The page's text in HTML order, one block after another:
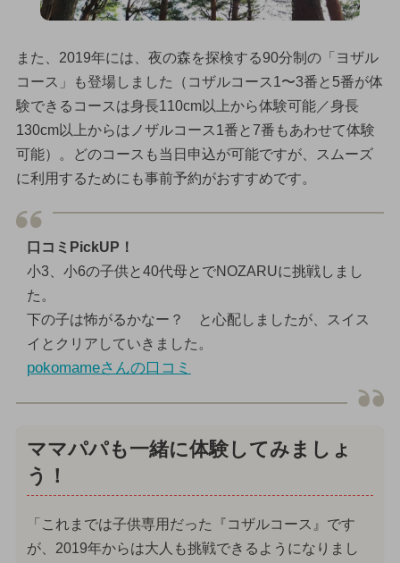
また、2019年には、夜の森を探検する90分制の「ヨザル
コース」も登場しました（コザルコース1〜3番と5番が体
験できるコースは身長110cm以上から体験可能／身長
130cm以上からはノザルコース1番と7番もあわせて体験
可能）。どのコースも当日申込が可能ですが、スムーズ
に利用するためにも事前予約がおすすめです。
口コミPickUP！
小3、小6の子供と40代母とでNOZARUに挑戦しまし
た。
下の子は怖がるかなー？ と心配しましたが、スイス
イとクリアしていきました。
pokomameさんの口コミ
ママパパも一緒に体験してみましょ
う！
「これまでは子供専用だった『コザルコース』です
が、2019年からは大人も挑戦できるようになりまし